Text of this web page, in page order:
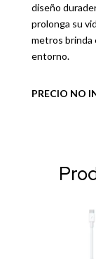
diseño
prolonga su
metros brinda
entorno.
PRECIO NO